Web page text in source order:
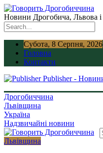
Новини Дрогобича, Львова і
Субота, 8 Серпня, 2026
Головна
Контакти
Publisher -
Дрогобиччина
Львівщина
Україна
Надзвичайні новини
Львівщина